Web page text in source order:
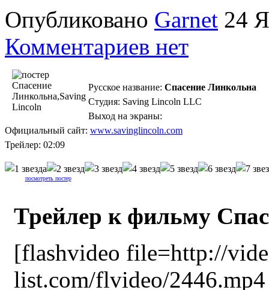
Опубликовано Garnet 24
Комментариев нет
Русское название: Спасение Линкольна
Студия: Saving Lincoln LLC
Выход на экраны:
Официальный сайт: www.savinglincoln.com
Трейлер: 02:09
посмотреть постер
Трейлер к фильму
[flashvideo file=http://
list.com/flvideo/